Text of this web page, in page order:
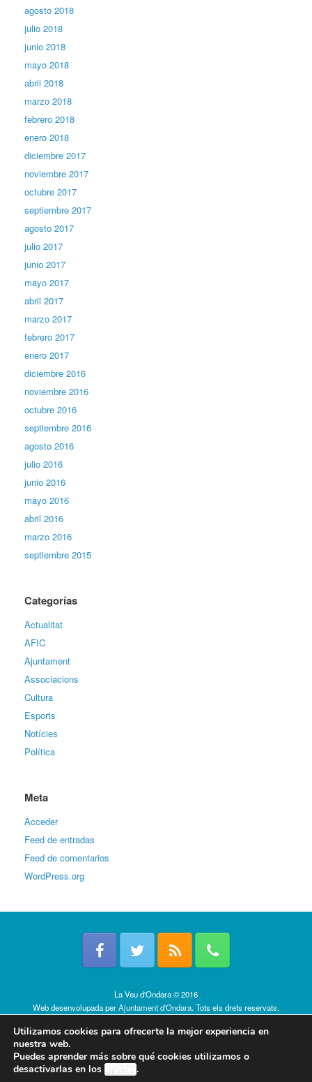
agosto 2018
julio 2018
junio 2018
mayo 2018
abril 2018
marzo 2018
febrero 2018
enero 2018
diciembre 2017
noviembre 2017
octubre 2017
septiembre 2017
agosto 2017
julio 2017
junio 2017
mayo 2017
abril 2017
marzo 2017
febrero 2017
enero 2017
diciembre 2016
noviembre 2016
octubre 2016
septiembre 2016
agosto 2016
julio 2016
junio 2016
mayo 2016
abril 2016
marzo 2016
septiembre 2015
Categorías
Actualitat
AFIC
Ajuntament
Associacions
Cultura
Esports
Notícies
Política
Meta
Acceder
Feed de entradas
Feed de comentarios
WordPress.org
La Veu d'Ondara © 2016
Web desenvolupada perAjuntament d'Ondara. Tots els drets reservats.
Utilizamos cookies para ofrecerte la mejor experiencia en
nuestra web.
Puedes aprender más sobre qué cookies utilizamos o
desactivarlas en los ajustes.